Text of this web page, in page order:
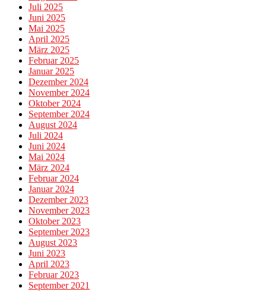
Juli 2025
Juni 2025
Mai 2025
April 2025
März 2025
Februar 2025
Januar 2025
Dezember 2024
November 2024
Oktober 2024
September 2024
August 2024
Juli 2024
Juni 2024
Mai 2024
März 2024
Februar 2024
Januar 2024
Dezember 2023
November 2023
Oktober 2023
September 2023
August 2023
Juni 2023
April 2023
Februar 2023
September 2021